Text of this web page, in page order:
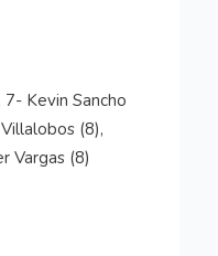
Kevin Sancho
(8),
Vargas (8)